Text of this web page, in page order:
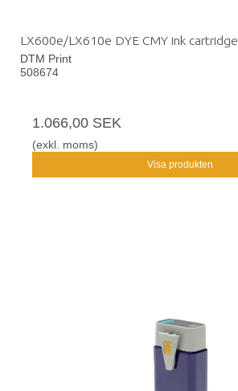
LX600e/LX610e DYE CMY ink cartridge
DTM Print
508674
1.066,00 SEK
(exkl. moms)
Visa produkten